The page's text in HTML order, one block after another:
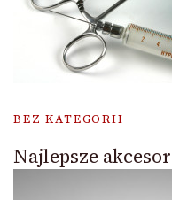
BEZ KATEGORII
Najlepsze